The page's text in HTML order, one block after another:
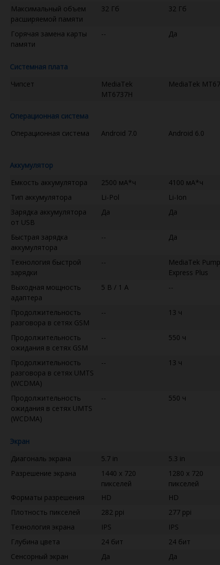
Максимальный объем
расширяемой памяти
32 Гб 32 Гб
Горячая замена карты
памяти
-- Да
Системная плата
Чипсет
MediaTek
MT6737H
MediaTek
Операционная система
Операционная система
Android 7.0 Android 6.0
Аккумулятор
Емкость аккумулятора
2500 мА*ч
4100 мА*ч
Тип аккумулятора
Li-Pol
Li-Ion
Зарядка аккумулятора
от USB
Да Да
Быстрая зарядка
аккумулятора
-- Да
Технология быстрой
зарядки
--
MediaTek Pump
Express Plus
Выходная мощность
адаптера
5 В / 1 А --
Продолжительность
разговора в сетях GSM
-- 13 ч
Продолжительность
ожидания в сетях GSM
-- 550 ч
Продолжительность
разговора в сетях UMTS
(WCDMA)
-- 13 ч
Продолжительность
ожидания в сетях UMTS
(WCDMA)
-- 550 ч
Экран
Диагональ экрана
5.7 in
5.3 in
Разрешение экрана
1440 x 720
пикселей
1280 x 720
пикселей
Форматы разрешения
HD
HD
Плотность пикселей
282 ppi
277 ppi
Технология экрана
IPS
IPS
Глубина цвета
24 бит
24 бит
Сенсорный экран
Да Да